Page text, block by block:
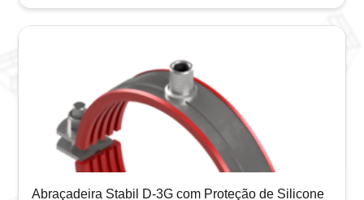
Abraçadeira Stabil D-3G com Proteção de Silicone